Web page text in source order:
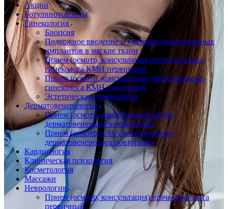
Акции
Ботулинотоксины
Гинекология
Биопсия
Подкожное введение и удаление искусственных
имплантов в мягкие ткани
Прием (осмотр, консультация) врача акушера-
гинеколога КМН первичный
Прием (осмотр, консультация) врача акушера-
гинеколога КМН повторный
Эстетическая гинекология
Дерматовенерология
Прием (осмотр, консультация) врача-
дерматовенеролога первичный
Прием (осмотр, консультация) врача-
дерматовенеролога повторный
Кардиология
Клиническая психология
Косметология
Массажи
Неврология
Прием (осмотр, консультация) врача-невролога
первичный